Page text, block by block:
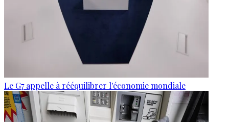
Le G7 appelle à rééquilibrer l'économie mondiale